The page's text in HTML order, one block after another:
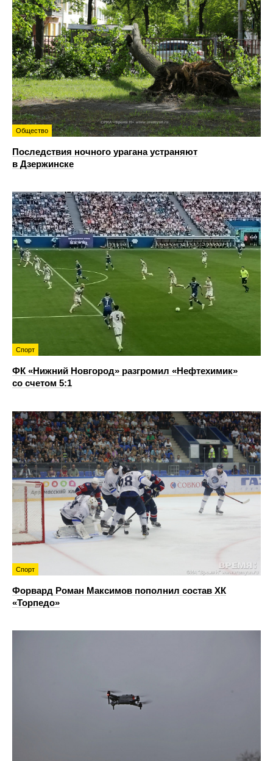
Общество
Последствия ночного урагана устраняют
в Дзержинске
Спорт
ФК «Нижний Новгород» разгромил «Нефтехимик»
со счетом 5:1
Спорт
Форвард Роман Максимов пополнил состав ХК
«Торпедо»